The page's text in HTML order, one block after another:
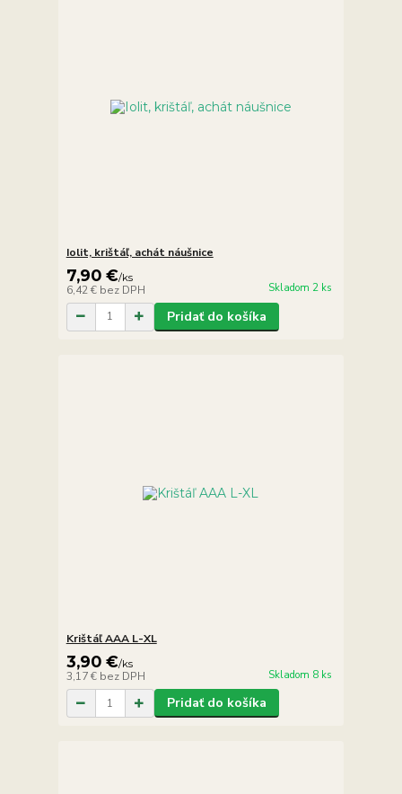
Iolit, krištáľ, achát náušnice
7,90 €/ks
6,42 € bez DPH Skladom 2 ks
Pridať do košíka
Krištáľ AAA L-XL
3,90 €/ks
3,17 € bez DPH Skladom 8 ks
Pridať do košíka